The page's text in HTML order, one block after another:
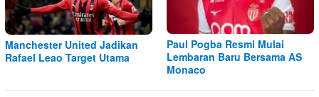
Manchester United Jadikan
Rafael Leao Target Utama
Paul Pogba Resmi Mulai
Lembaran Baru Bersama AS
Monaco